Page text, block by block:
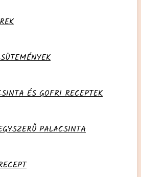
ÉS GOFRI RECEPTEK
PALACSINTA